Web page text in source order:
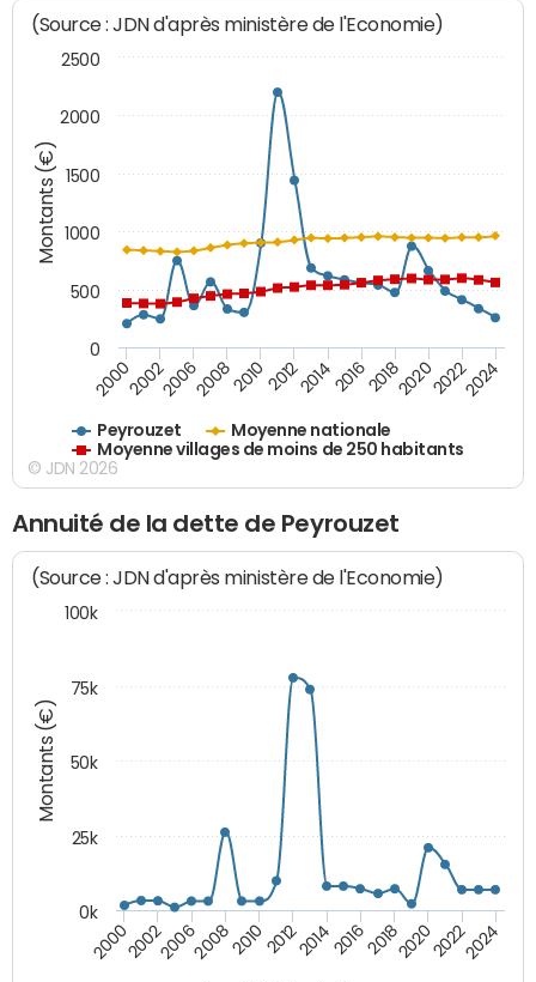
Montants (€)
(Source : JDN d'après ministère de l'Economie)
Peyrouzet
Moyenne nationale
Moyenne villages de moins de 250 habitants
200020022006200820102012201420162018202020222024
0
500
1000
1500
2000
2500
© JDN 2026
Annuité de la dette de Peyrouzet
Montants (€)
(Source : JDN d'après ministère de l'Economie)
200020022006200820102012201420162018202020222024
0k
100k
25k
50k
75k